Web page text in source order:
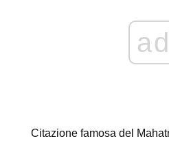
ad
Citazione famosa del